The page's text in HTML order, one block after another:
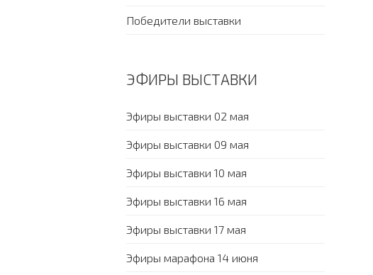
Победители выставки
ЭФИРЫ ВЫСТАВКИ
Эфиры выставки 02 мая
Эфиры выставки 09 мая
Эфиры выставки 10 мая
Эфиры выставки 16 мая
Эфиры выставки 17 мая
Эфиры марафона 14 июня